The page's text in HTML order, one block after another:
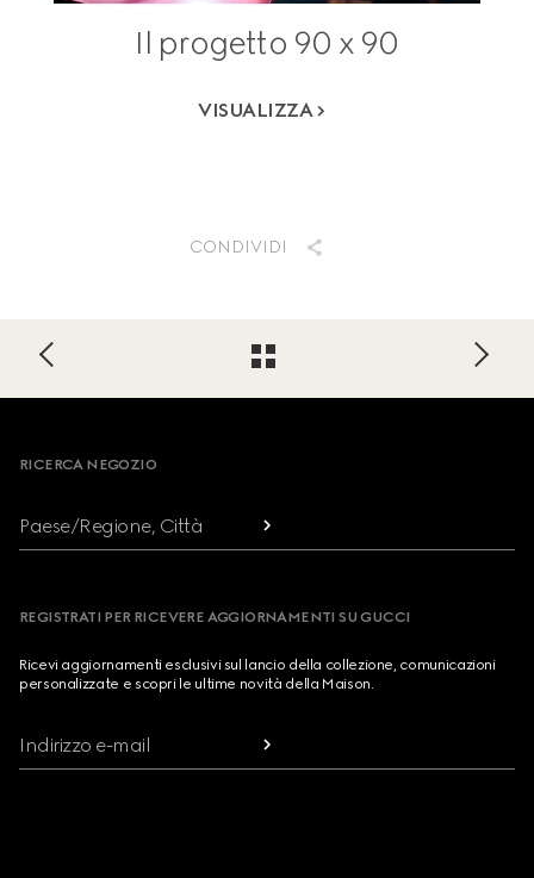
Il progetto 90 x 90
VISUALIZZA
CONDIVIDI
Footer
RICERCA NEGOZIO
Paese/Regione, Città
REGISTRATI PER RICEVERE AGGIORNAMENTI SU GUCCI
Ricevi aggiornamenti esclusivi sul lancio della collezione, comunicazioni
personalizzate e scopri le ultime novità della Maison.
Indirizzo e-mail